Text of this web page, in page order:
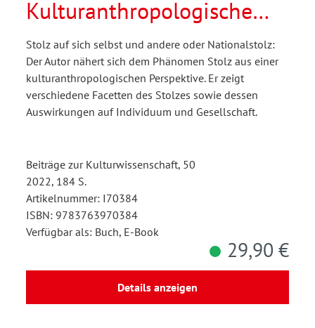
Kulturanthropologische
Betrachtungen
Stolz auf sich selbst und andere oder Nationalstolz:
Der Autor nähert sich dem Phänomen Stolz aus einer
kulturanthropologischen Perspektive. Er zeigt
verschiedene Facetten des Stolzes sowie dessen
Auswirkungen auf Individuum und Gesellschaft.
Beiträge zur Kulturwissenschaft, 50
2022, 184 S.
Artikelnummer: I70384
ISBN: 9783763970384
Verfügbar als: Buch, E-Book
29,90 €
Details anzeigen